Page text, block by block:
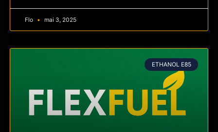
Flo mai 3, 2025
ETHANOL E85